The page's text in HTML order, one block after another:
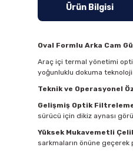
Ürün Bilgisi
Oval Formlu Arka Cam
Araç içi termal yönetimi
yoğunluklu dokuma
Teknik ve Operasyonel
Gelişmiş Optik
sürücü için dikiz aynası
Yüksek Mukavemetli
sarkmaların önüne